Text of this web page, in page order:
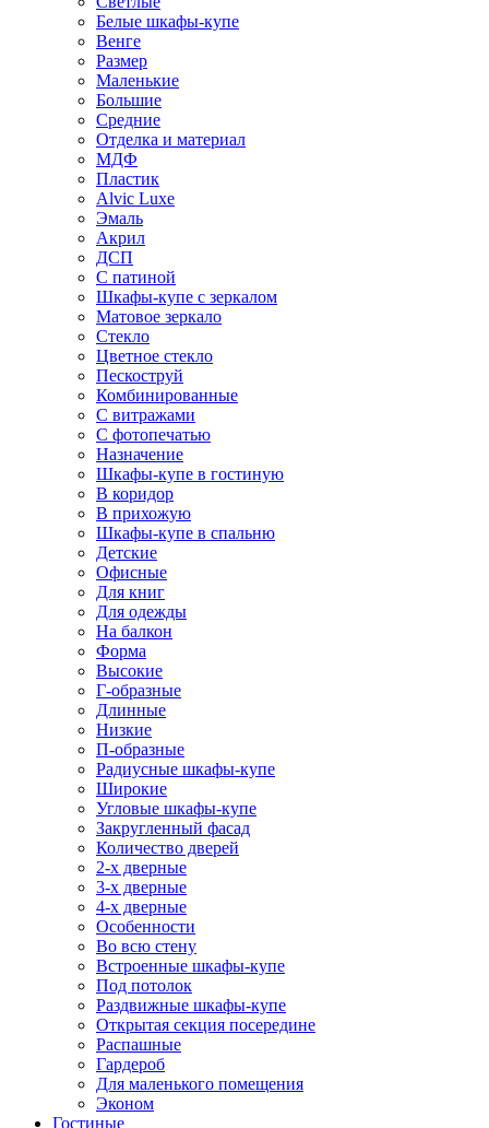
Белые шкафы-купе
Венге
Размер
Маленькие
Большие
Средние
Отделка и материал
МДФ
Пластик
Alvic Luxe
Эмаль
Акрил
ДСП
С патиной
Шкафы-купе с зеркалом
Матовое зеркало
Стекло
Цветное стекло
Пескоструй
Комбинированные
С витражами
С фотопечатью
Назначение
Шкафы-купе в гостиную
В коридор
В прихожую
Шкафы-купе в спальню
Детские
Офисные
Для книг
Для одежды
На балкон
Форма
Высокие
Г-образные
Длинные
Низкие
П-образные
Радиусные шкафы-купе
Широкие
Угловые шкафы-купе
Закругленный фасад
Количество дверей
2-х дверные
3-х дверные
4-х дверные
Особенности
Во всю стену
Встроенные шкафы-купе
Под потолок
Раздвижные шкафы-купе
Открытая секция посередине
Распашные
Гардероб
Для маленького помещения
Эконом
Гостиные